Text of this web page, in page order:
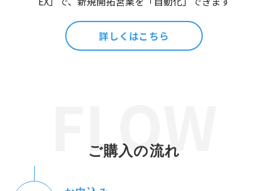
詳しくはこちら
ご購入の流れ